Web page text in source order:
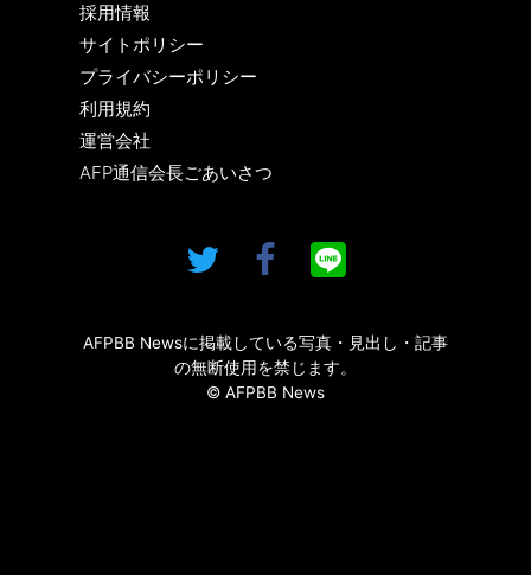
採用情報
サイトポリシー
プライバシーポリシー
利用規約
運営会社
AFP通信会長ごあいさつ
AFPBB Newsに掲載している写真・見出し・記事
の無断使用を禁じます。
© AFPBB News